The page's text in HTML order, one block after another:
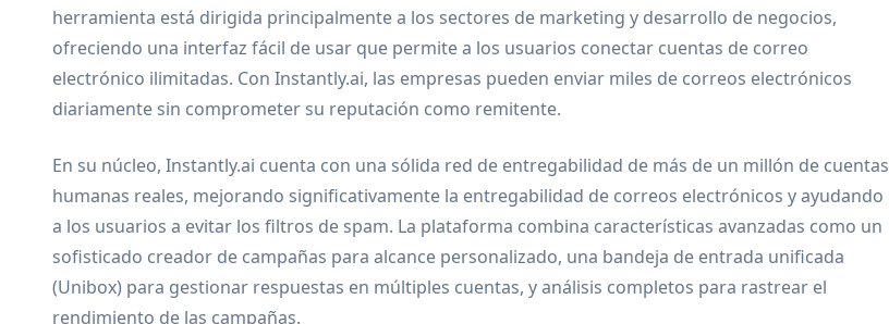
herramienta está dirigida principalmente a los sectores de marketing y desarrollo de negocios,
ofreciendo una interfaz fácil de usar que permite a los usuarios conectar cuentas de correo
electrónico ilimitadas. Con Instantly.ai, las empresas pueden enviar miles de correos electrónicos
diariamente sin comprometer su reputación como remitente.
En su núcleo, Instantly.ai cuenta con una sólida red de entregabilidad de más de un millón de cuentas
humanas reales, mejorando significativamente la entregabilidad de correos electrónicos y ayudando
a los usuarios a evitar los filtros de spam. La plataforma combina características avanzadas como un
sofisticado creador de campañas para alcance personalizado, una bandeja de entrada unificada
(Unibox) para gestionar respuestas en múltiples cuentas, y análisis completos para rastrear el
rendimiento de las campañas.